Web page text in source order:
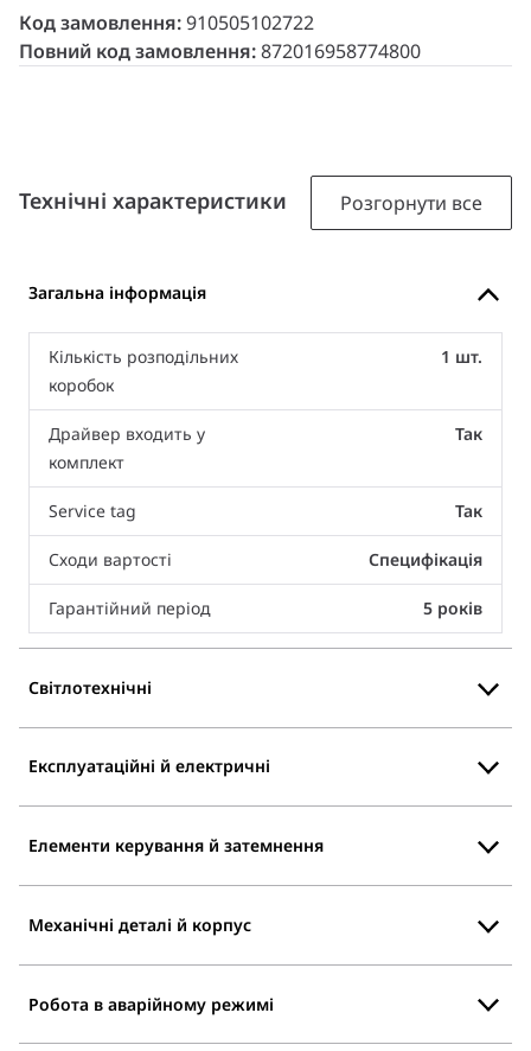
Код замовлення:910505102722
Повний код замовлення:872016958774800
Технічні характеристики Розгорнути все
Загальна інформація
Кількість розподільних
коробок
1 шт.
Драйвер входить у
комплект
Так
Service tag Так
Сходи вартості Специфікація
Гарантійний період 5 років
Світлотехнічні
Експлуатаційні й електричні
Елементи керування й затемнення
Механічні деталі й корпус
Робота в аварійному режимі